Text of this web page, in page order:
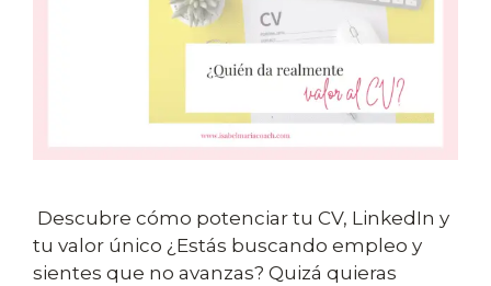
Descubre cómo potenciar tu CV, LinkedIn y
tu valor único ¿Estás buscando empleo y
sientes que no avanzas? Quizá quieras